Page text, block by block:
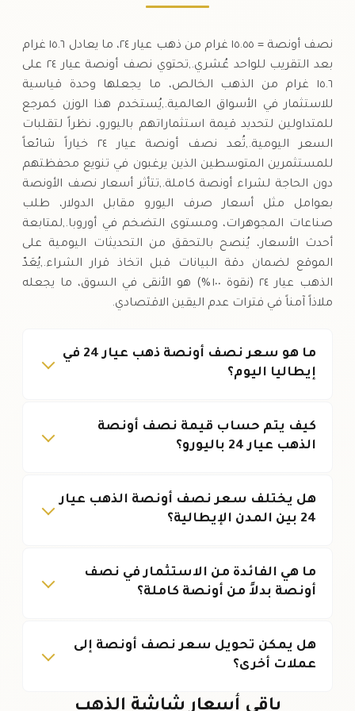
نصف أونصة = ١٥.٥٥ غرام من ذهب عيار ٢٤، ما يعادل ١٥.٦ غرام
بعد التقريب للواحد عُشري.,تحتوي نصف أونصة عيار ٢٤ على
١٥.٦ غرام من الذهب الخالص، ما يجعلها وحدة قياسية
للاستثمار في الأسواق العالمية.,يُستخدم هذا الوزن كمرجع
للمتداولين لتحديد قيمة استثماراتهم باليورو، نظراً لتقلبات
السعر اليومية.,تُعد نصف أونصة عيار ٢٤ خياراً شائعاً
للمستثمرين المتوسطين الذين يرغبون في تنويع محفظتهم
دون الحاجة لشراء أونصة كاملة.,تتأثر أسعار نصف الأونصة
بعوامل مثل أسعار صرف اليورو مقابل الدولار، طلب
صناعات المجوهرات، ومستوى التضخم في أوروبا.,لمتابعة
أحدث الأسعار، يُنصح بالتحقق من التحديثات اليومية على
الموقع لضمان دقة البيانات قبل اتخاذ قرار الشراء.,يُعَدّ
الذهب عيار ٢٤ (نقوة ١٠٠ %) هو الأنقى في السوق، ما يجعله
ملاذاً آمناً في فترات عدم اليقين الاقتصادي.
ما هو سعر نصف أونصة ذهب عيار 24 في
إيطاليا اليوم؟
كيف يتم حساب قيمة نصف أونصة
الذهب عيار 24 باليورو؟
هل يختلف سعر نصف أونصة الذهب عيار
24 بين المدن الإيطالية؟
ما هي الفائدة من الاستثمار في نصف
أونصة بدلاً من أونصة كاملة؟
هل يمكن تحويل سعر نصف أونصة إلى
عملات أخرى؟
باقي أسعار شاشة الذهب